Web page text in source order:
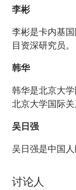
李彬
李彬是卡内基
目资深研究员。
韩华
韩华是北京大
北京大学国际关
吴日强
吴日强是中国
讨论人